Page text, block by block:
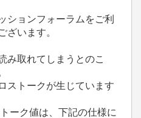
ションフォーラムをご利
ざいます。
み取れてしまうとのこ
ストークが生じています
ーク値は、下記の仕様に